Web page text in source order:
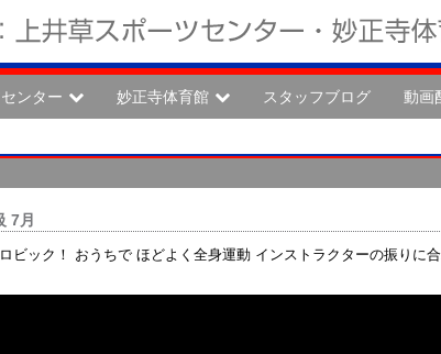
ンター 妙正寺体育館 スタッフブログ 動画
7月
ビック！ おうちで ほどよく全身運動 インストラクターの振りに